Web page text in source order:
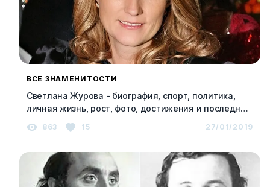
ВСЕ ЗНАМЕНИТОСТИ
Светлана Журова - биография, спорт, политика,
личная жизнь, рост, фото, достижения и последние
новости 2023
863 15 27/01/2019